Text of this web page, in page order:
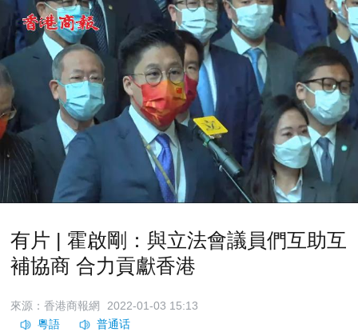
有片 | 霍啟剛：與立法會議員們互助互
補協商 合力貢獻香港
來源：香港商報網 2022-01-03 15:13